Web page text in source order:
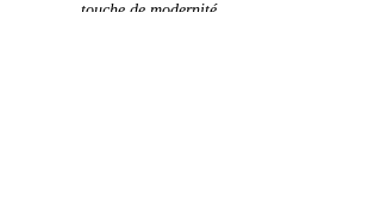
touche de modernité